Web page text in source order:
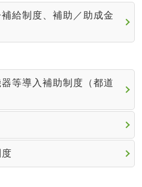
給制度、補助／助成金
等導入補助制度（都道